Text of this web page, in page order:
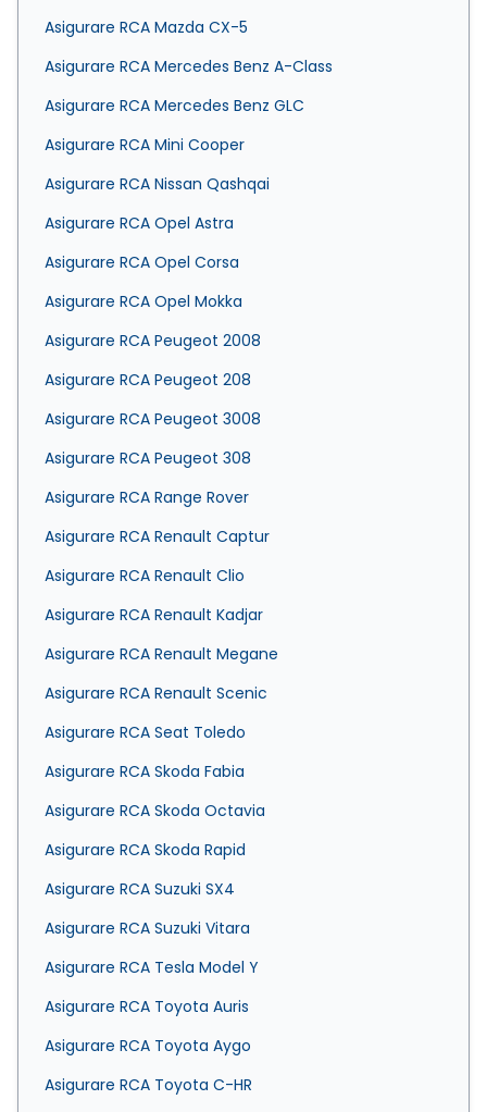
Asigurare RCA Mazda CX-5
Asigurare RCA Mercedes Benz A-Class
Asigurare RCA Mercedes Benz GLC
Asigurare RCA Mini Cooper
Asigurare RCA Nissan Qashqai
Asigurare RCA Opel Astra
Asigurare RCA Opel Corsa
Asigurare RCA Opel Mokka
Asigurare RCA Peugeot 2008
Asigurare RCA Peugeot 208
Asigurare RCA Peugeot 3008
Asigurare RCA Peugeot 308
Asigurare RCA Range Rover
Asigurare RCA Renault Captur
Asigurare RCA Renault Clio
Asigurare RCA Renault Kadjar
Asigurare RCA Renault Megane
Asigurare RCA Renault Scenic
Asigurare RCA Seat Toledo
Asigurare RCA Skoda Fabia
Asigurare RCA Skoda Octavia
Asigurare RCA Skoda Rapid
Asigurare RCA Suzuki SX4
Asigurare RCA Suzuki Vitara
Asigurare RCA Tesla Model Y
Asigurare RCA Toyota Auris
Asigurare RCA Toyota Aygo
Asigurare RCA Toyota C-HR